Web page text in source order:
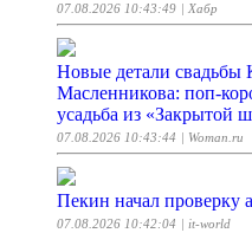
07.08.2026 10:43:49 | Хабр
Новые детали
Масленникова: поп-
усадьба из «Закрытой
07.08.2026 10:43:44 | Woman.ru
Пекин начал проверку
07.08.2026 10:42:04 | it-world